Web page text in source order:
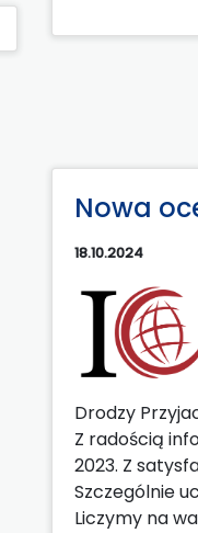
Nowa
18.10.2024
Drodzy
Z radością
2023. Z
Szczególnie
Liczymy na